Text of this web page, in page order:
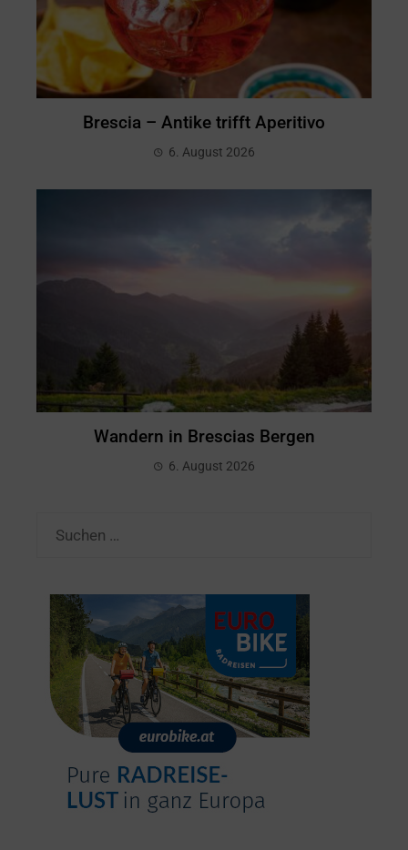
Brescia – Antike trifft Aperitivo
6. August 2026
Wandern in Brescias Bergen
6. August 2026